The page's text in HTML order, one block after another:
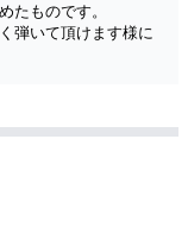
たものです。
弾いて頂けます様に
を大切に作成してお